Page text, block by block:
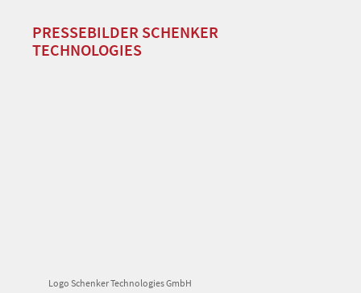
PRESSEBILDER SCHENKER
TECHNOLOGIES
Logo Schenker Technologies GmbH